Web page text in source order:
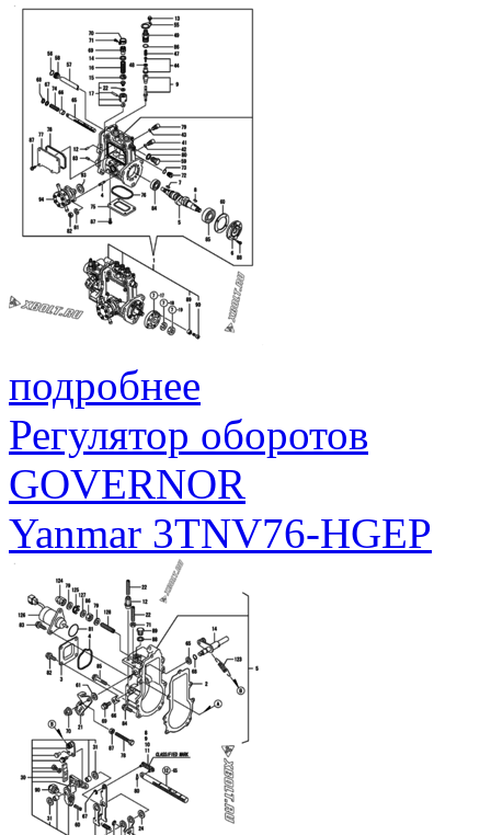
подробнее
Регулятор оборотов
GOVERNOR
Yanmar 3TNV76-HGEP